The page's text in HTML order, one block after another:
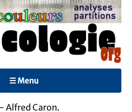
☰ Menu
Caron.